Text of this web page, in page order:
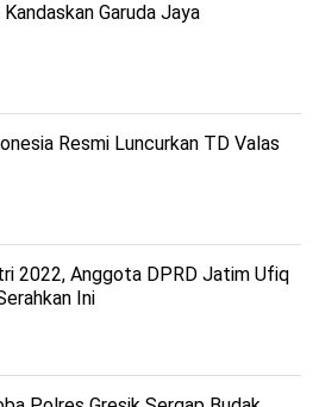
Garuda Jaya
Resmi Luncurkan TD Valas
2022, Anggota DPRD Jatim Ufiq
Ini